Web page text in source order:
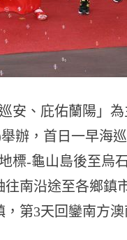
安、庇佑蘭陽」
辦，首日一早海
標-龜山島後至烏
南沿途至各鄉鎮
第3天回鑾南方